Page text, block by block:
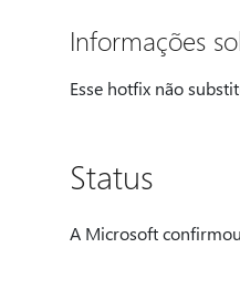
Informações
Esse hotfix não
Status
A Microsoft